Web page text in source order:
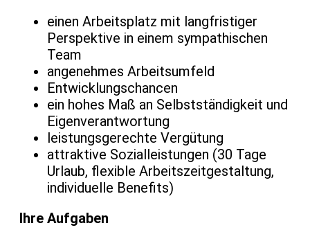
einen Arbeitsplatz mit langfristiger
Perspektive in einem sympathischen
Team
angenehmes Arbeitsumfeld
Entwicklungschancen
ein hohes Maß an Selbstständigkeit und
Eigenverantwortung
leistungsgerechte Vergütung
attraktive Sozialleistungen (30 Tage
Urlaub, flexible Arbeitszeitgestaltung,
individuelle Benefits)
Ihre Aufgaben